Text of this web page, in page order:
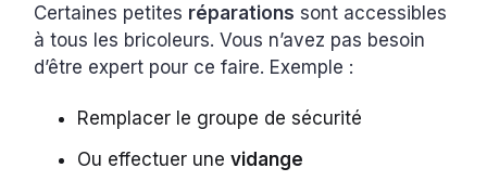
Certaines petites réparations sont accessibles
à tous les bricoleurs. Vous n’avez pas besoin
d’être expert pour ce faire. Exemple :
Remplacer le groupe de sécurité
Ou effectuer unevidange